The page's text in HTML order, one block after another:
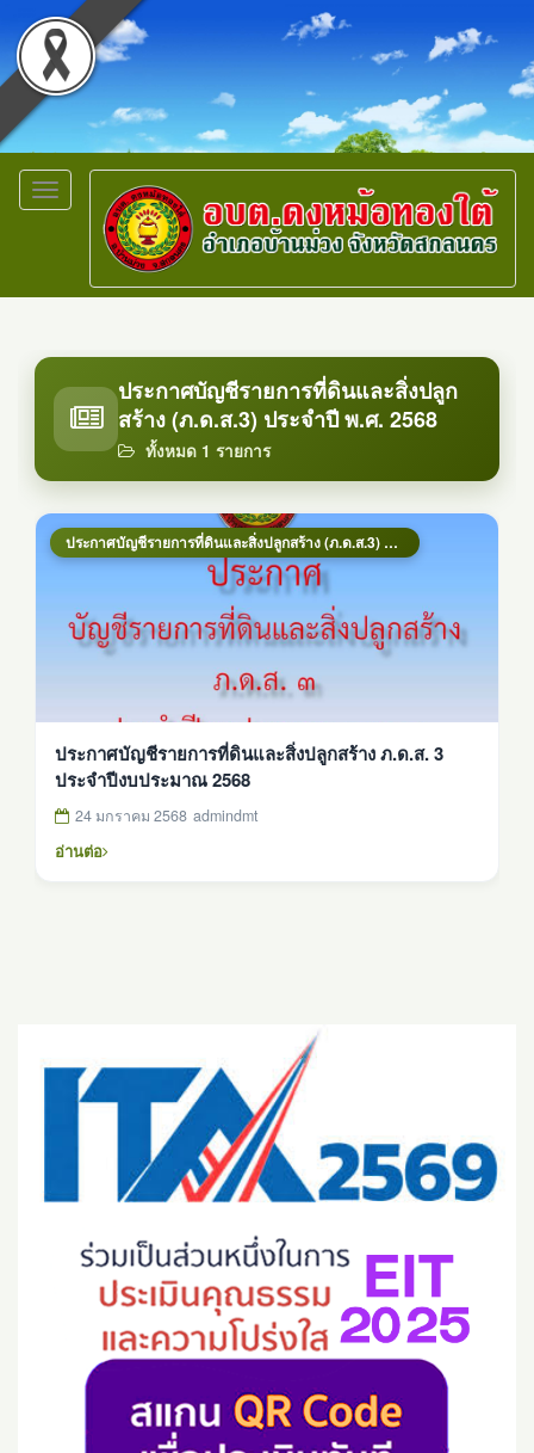
Toggle
navigation
ประกาศบัญชีรายการที่ดินและสิ่งปลูก
สร้าง (ภ.ด.ส.3) ประจำปี พ.ศ. 2568
ทั้งหมด 1 รายการ
ประกาศบัญชีรายการที่ดินและสิ่งปลูกสร้าง (ภ.ด.ส.3) ประจำปี พ.ศ. 2568
ประกาศบัญชีรายการที่ดินและสิ่งปลูกสร้าง ภ.ด.ส. 3
ประจำปีงบประมาณ 2568
24 มกราคม 2568 admindmt
อ่านต่อ